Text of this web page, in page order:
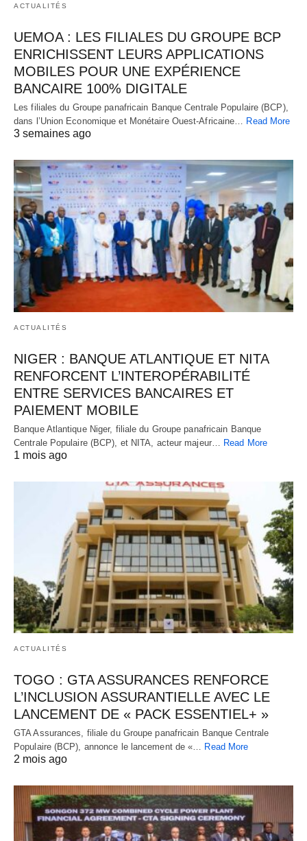
ACTUALITÉS
UEMOA : LES FILIALES DU GROUPE BCP
ENRICHISSENT LEURS APPLICATIONS
MOBILES POUR UNE EXPÉRIENCE
BANCAIRE 100% DIGITALE
Les filiales du Groupe panafricain Banque Centrale Populaire (BCP),
dans l’Union Economique et Monétaire Ouest-Africaine… Read More
3 semaines ago
ACTUALITÉS
NIGER : BANQUE ATLANTIQUE ET NITA
RENFORCENT L’INTEROPÉRABILITÉ
ENTRE SERVICES BANCAIRES ET
PAIEMENT MOBILE
Banque Atlantique Niger, filiale du Groupe panafricain Banque
Centrale Populaire (BCP), et NITA, acteur majeur…
Read More
1 mois ago
ACTUALITÉS
TOGO : GTA ASSURANCES RENFORCE
L’INCLUSION ASSURANTIELLE AVEC LE
LANCEMENT DE « PACK ESSENTIEL+ »
GTA Assurances, filiale du Groupe panafricain Banque Centrale
Populaire (BCP), annonce le lancement de «… Read More
2 mois ago